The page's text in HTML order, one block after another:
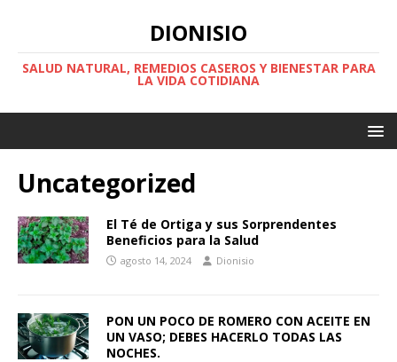
DIONISIO
SALUD NATURAL, REMEDIOS CASEROS Y BIENESTAR PARA
LA VIDA COTIDIANA
Uncategorized
El Té de Ortiga y sus Sorprendentes
Beneficios para la Salud
agosto 14, 2024 Dionisio
PON UN POCO DE ROMERO CON ACEITE EN
UN VASO; DEBES HACERLO TODAS LAS
NOCHES.